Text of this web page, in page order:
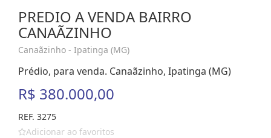
PREDIO A VENDA BAIRRO
CANAÃZINHO
Canaãzinho - Ipatinga (MG)
Prédio, para venda. Canaãzinho, Ipatinga (MG)
R$ 380.000,00
REF. 3275
Adicionar ao favoritos